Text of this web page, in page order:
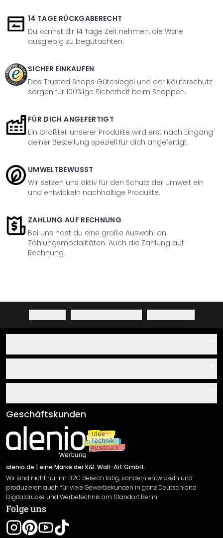
14 TAGE RÜCKGABERECHT
Du kannst dir 14 Tage Zeit nehmen, die Ware
ausgiebig zu begutachten.
SICHER EINKAUFEN
Das Trusted Shops Gütesiegel und der Käuferschutz
sorgen für 100%ige Sicherheit beim Shoppen.
FÜR DICH ANGEFERTIGT
Ein Großteil unserer Produkte wird erst nach Eingang
deiner Bestellung speziell für dich angefertigt.
UMWELTBEWUSST
Wir setzen uns aktiv für den Schutz der Umwelt ein
und entwickeln nachhaltige Produkte.
ZAHLUNG AUF RECHNUNG
Bei uns hast du eine große Auswahl an
Zahlungsmodalitäten. Auch die Zahlung auf
Rechnung.
· ·
Über uns
Klebe- und Montageanleitungen
Newsletter An-/Abmeldung
Sendungsverfolgung
AGB
Impressum
Versand & Zahlung
Rücksendung
Widerrufsrecht
Datenschutzerklärung
Gewährleistung
Leistungserklärung / CE-Zeichen
Geschäftskunden
alenio.de | eine Marke der K&L Wall-Art GmbH.
Wir sind nicht nur im B2C Bereich tätig, sondern entwickeln und
produzieren auch für viele Gewerbekunden in ganz Deutschland
Digitaldrucke und Werbetechnik am Standort Berlin.
Folge uns